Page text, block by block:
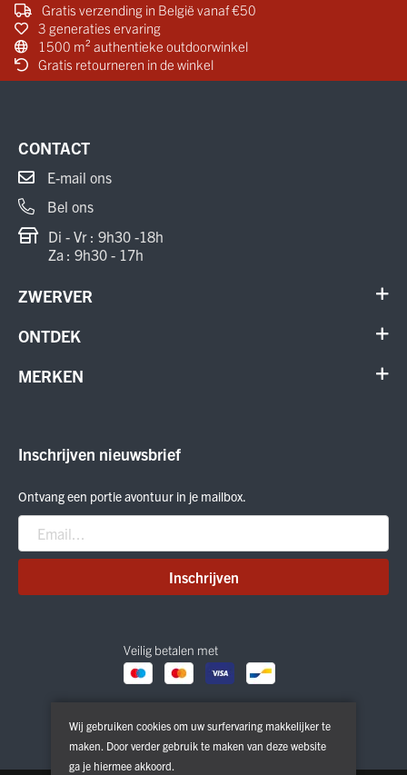
Gratis verzending in België vanaf €50
3 generaties ervaring
1500 m² authentieke outdoorwinkel
Gratis retourneren in de winkel
ZWERVER
Contact
Annuleer order
ONTDEK
Schoenen
MERKEN
Smartwool
Nitro
Peak Performance
Patagonia
CONTACT
E-mail ons
Bel ons
Di - Vr : 9h30 -18h
Za : 9h30 - 17h
Veilig betalen met
Inschrijven nieuwsbrief
Ontvang een portie avontuur in je mailbox.
Inschrijven
Wij gebruiken cookies om uw surfervaring makkelijker te
maken. Door verder gebruik te maken van deze website
ga je hiermee akkoord.